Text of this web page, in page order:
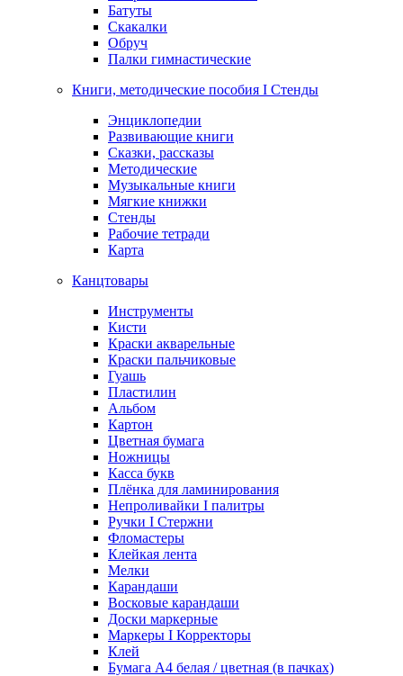
Батуты
Скакалки
Обруч
Палки гимнастические
Книги, методические пособия I Стенды
Энциклопедии
Развивающие книги
Сказки, рассказы
Методические
Музыкальные книги
Мягкие книжки
Стенды
Рабочие тетради
Карта
Канцтовары
Инструменты
Кисти
Краски акварельные
Краски пальчиковые
Гуашь
Пластилин
Альбом
Картон
Цветная бумага
Ножницы
Касса букв
Плёнка для ламинирования
Непроливайки I палитры
Ручки I Стержни
Фломастеры
Клейкая лента
Мелки
Карандаши
Восковые карандаши
Доски маркерные
Маркеры I Корректоры
Клей
Бумага А4 белая / цветная (в пачках)